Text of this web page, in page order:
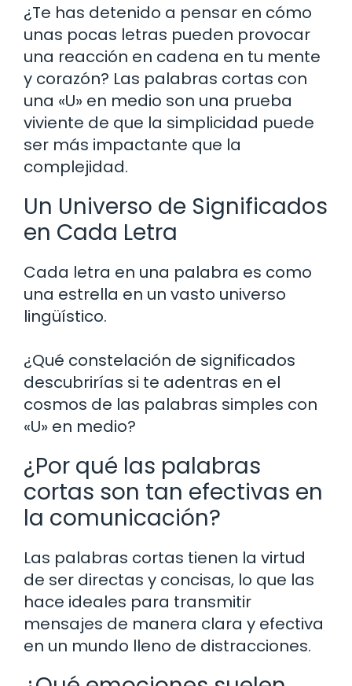
¿Te has detenido a pensar en cómo
unas pocas letras pueden provocar
una reacción en cadena en tu mente
y corazón? Las palabras cortas con
una «U» en medio son una prueba
viviente de que la simplicidad puede
ser más impactante que la
complejidad.
Un Universo de Significados
en Cada Letra
Cada letra en una palabra es como
una estrella en un vasto universo
lingüístico.
¿Qué constelación de significados
descubrirías si te adentras en el
cosmos de las palabras simples con
«U» en medio?
¿Por qué las palabras
cortas son tan efectivas en
la comunicación?
Las palabras cortas tienen la virtud
de ser directas y concisas, lo que las
hace ideales para transmitir
mensajes de manera clara y efectiva
en un mundo lleno de distracciones.